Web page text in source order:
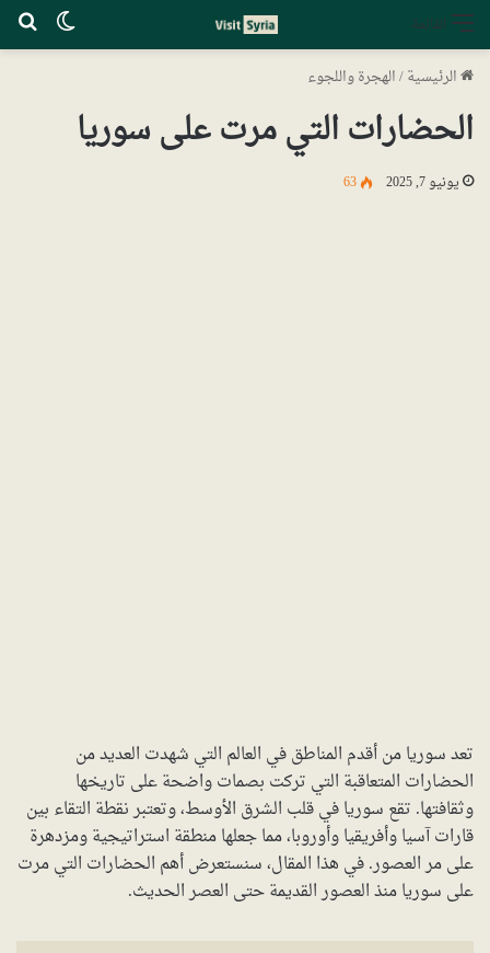
القائمة
الرئيسية/الهجرة واللجوء
الحضارات التي مرت على سوريا
يونيو 7, 2025 63
تعد سوريا من أقدم المناطق في العالم التي شهدت العديد من
الحضارات المتعاقبة التي تركت بصمات واضحة على تاريخها
وثقافتها. تقع سوريا في قلب الشرق الأوسط، وتعتبر نقطة التقاء بين
قارات آسيا وأفريقيا وأوروبا، مما جعلها منطقة استراتيجية ومزدهرة
على مر العصور. في هذا المقال، سنستعرض أهم الحضارات التي مرت
على سوريا منذ العصور القديمة حتى العصر الحديث.